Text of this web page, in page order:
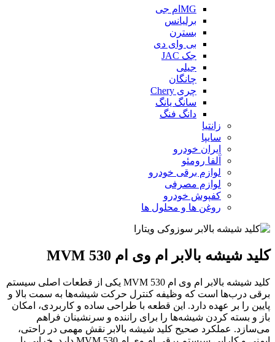
MGام جی
برلیانس
بسترن
بی وای دی
جک JAC
جیلی
چانگان
چری Chery
سانگ یانگ
دانگ فنگ
زانتیا
سایپا
ایران خودرو
آلفا رومئو
لوازم برقی خودرو
لوازم مصرفی
کفپوش خودرو
روغن ها و محلول ها
کلید شیشه بالابر ام وی ام 530 MVM
کلید شیشه بالابر ام وی ام 530 MVM یکی از قطعات اصلی سیستم
برقی درب‌ها است که وظیفه کنترل حرکت شیشه‌ها به سمت بالا و
پایین را بر عهده دارد. این قطعه با طراحی ساده و کاربردی، امکان
باز و بسته کردن شیشه‌ها را برای راننده و سرنشینان فراهم
می‌سازد. عملکرد صحیح کلید شیشه بالابر نقش مهمی در راحتی،